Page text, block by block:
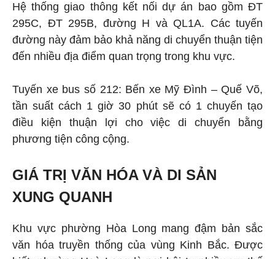
Hệ thống giao thông kết nối dự án bao gồm ĐT
295C, ĐT 295B, đường H và QL1A. Các tuyến
đường này đảm bảo khả năng di chuyển thuận tiện
đến nhiều địa điểm quan trọng trong khu vực.
Tuyến xe bus số 212: Bến xe Mỹ Đình – Quế Võ,
tần suất cách 1 giờ 30 phút sẽ có 1 chuyến tạo
điều kiện thuận lợi cho việc di chuyển bằng
phương tiện công cộng.
GIÁ TRỊ VĂN HÓA VÀ DI SẢN
XUNG QUANH
Khu vực phường Hòa Long mang đậm bản sắc
văn hóa truyền thống của vùng Kinh Bắc. Được